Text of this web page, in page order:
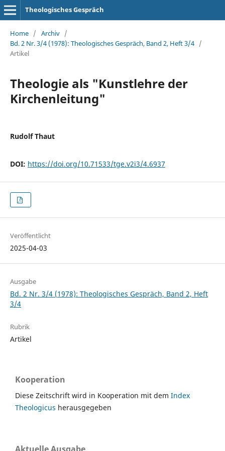
Theologisches Gespräch
Home / Archiv /
Bd. 2 Nr. 3/4 (1978): Theologisches Gespräch, Band 2, Heft 3/4 /
Artikel
Theologie als "Kunstlehre der
Kirchenleitung"
Rudolf Thaut
DOI: https://doi.org/10.71533/tge.v2i3/4.6937
Veröffentlicht
2025-04-03
Ausgabe
Bd. 2 Nr. 3/4 (1978): Theologisches Gespräch, Band 2, Heft
3/4
Rubrik
Artikel
Kooperation
Diese Zeitschrift wird in Kooperation mit dem Index
Theologicus herausgegeben